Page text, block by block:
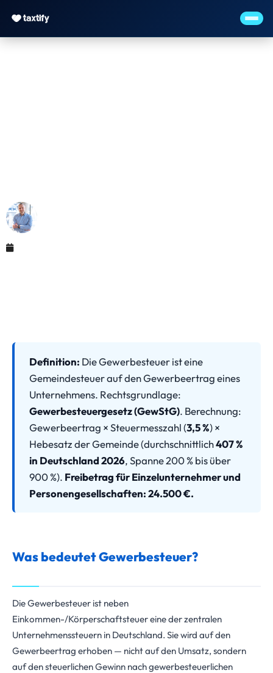
Definition: Die Gewerbesteuer ist eine
Gemeindesteuer auf den Gewerbeertrag eines
Unternehmens. Rechtsgrundlage:
Gewerbesteuergesetz (GewStG). Berechnung:
Gewerbeertrag × Steuermesszahl (3,5 %) ×
Hebesatz der Gemeinde (durchschnittlich407 %
in Deutschland 2026, Spanne 200 % bis über
900 %). Freibetrag für Einzelunternehmer und
Personengesellschaften: 24.500 €.
Was bedeutet Gewerbesteuer?
Die Gewerbesteuer ist neben
Einkommen-/Körperschaftsteuer eine der zentralen
Unternehmenssteuern in Deutschland. Sie wird auf den
Gewerbeertrag erhoben — nicht auf den Umsatz, sondern
auf den steuerlichen Gewinn nach gewerbesteuerlichen